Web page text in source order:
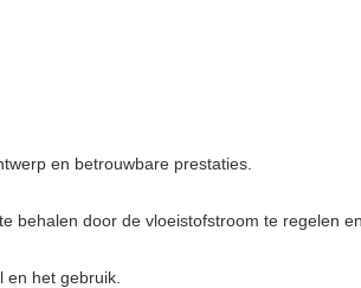
en betrouwbare prestaties.
door de vloeistofstroom te regelen
het gebruik.